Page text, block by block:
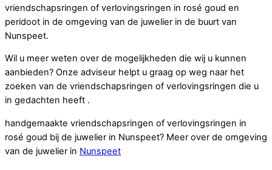
vriendschapsringen of verlovingsringen in rosé goud en
peridoot in de omgeving van de juwelier in de buurt van
Nunspeet.
Wil u meer weten over de mogelijkheden die wij u kunnen
aanbieden? Onze adviseur helpt u graag op weg naar het
zoeken van de vriendschapsringen of verlovingsringen die u
in gedachten heeft .
handgemaakte vriendschapsringen of verlovingsringen in
rosé goud bij de juwelier in Nunspeet? Meer over de omgeving
van de juwelier in Nunspeet